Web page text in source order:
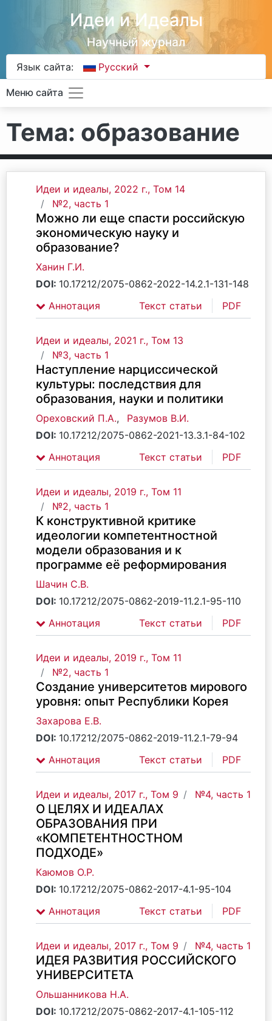
Идеи и Идеалы
Научный журнал
Язык сайта: Русский
Меню сайта
Тема: образование
Идеи и идеалы, 2022 г., Том 14
№2, часть 1
Можно ли еще спасти российскую
экономическую науку и
образование?
Ханин Г.И.
DOI: 10.17212/2075-0862-2022-14.2.1-131-148
Аннотация
Текст статьи PDF
Идеи и идеалы, 2021 г., Том 13
№3, часть 1
Наступление нарциссической
культуры: последствия для
образования, науки и политики
Ореховский П.А.,
Разумов В.И.
DOI: 10.17212/2075-0862-2021-13.3.1-84-102
Аннотация
Текст статьи PDF
Идеи и идеалы, 2019 г., Том 11
№2, часть 1
К конструктивной критике
идеологии компетентностной
модели образования и к
программе её реформирования
Шачин С.В.
DOI: 10.17212/2075-0862-2019-11.2.1-95-110
Аннотация
Текст статьи PDF
Идеи и идеалы, 2019 г., Том 11
№2, часть 1
Создание университетов мирового
уровня: опыт Республики Корея
Захарова Е.В.
DOI: 10.17212/2075-0862-2019-11.2.1-79-94
Аннотация
Текст статьи PDF
Идеи и идеалы, 2017 г., Том 9 №4, часть 1
О ЦЕЛЯХ И ИДЕАЛАХ
ОБРАЗОВАНИЯ ПРИ
«КОМПЕТЕНТНОСТНОМ
ПОДХОДЕ»
Каюмов О.Р.
DOI: 10.17212/2075-0862-2017-4.1-95-104
Аннотация
Текст статьи PDF
Идеи и идеалы, 2017 г., Том 9 №4, часть 1
ИДЕЯ РАЗВИТИЯ РОССИЙСКОГО
УНИВЕРСИТЕТА
Ольшанникова Н.А.
DOI: 10.17212/2075-0862-2017-4.1-105-112